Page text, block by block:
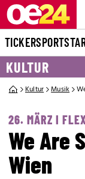
TICKERSPORT
KULTUR
Kultur Musik
26. MÄRZ I
We Are
Wien